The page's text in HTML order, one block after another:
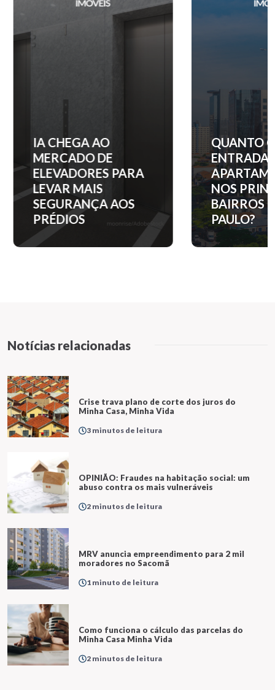
IA CHEGA AO
MERCADO DE
ELEVADORES PARA
LEVAR MAIS
SEGURANÇA AOS
PRÉDIOS
QUANTO
ENTRADA
NOS
BAIRROS
PAULO?
Notícias relacionadas
Crise trava plano de corte dos juros do
Minha Casa, Minha Vida
3 minutos de leitura
OPINIÃO: Fraudes na habitação social: um
abuso contra os mais vulneráveis
2 minutos de leitura
MRV anuncia empreendimento para 2 mil
moradores no Sacomã
1 minuto de leitura
Como funciona o cálculo das parcelas do
Minha Casa Minha Vida
2 minutos de leitura